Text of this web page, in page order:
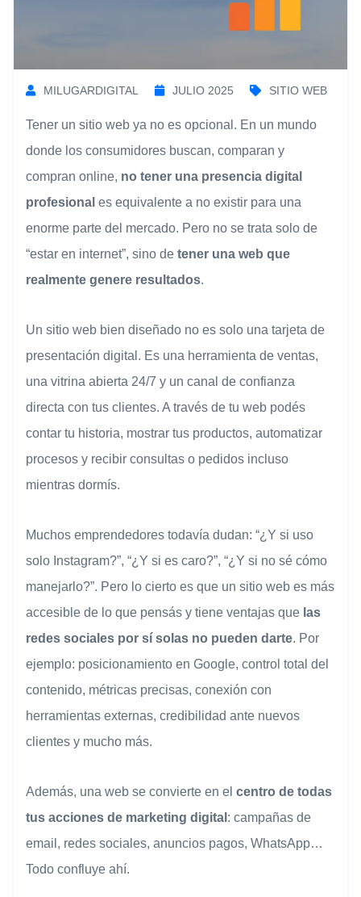
MILUGARDIGITAL JULIO 2025 SITIO WEB
Tener un sitio web ya no es opcional. En un mundo
donde los consumidores buscan, comparan y
compran online, no tener una presencia digital
profesional es equivalente a no existir para una
enorme parte del mercado. Pero no se trata solo de
“estar en internet”, sino de tener una web que
realmente genere resultados.
Un sitio web bien diseñado no es solo una tarjeta de
presentación digital. Es una herramienta de ventas,
una vitrina abierta 24/7 y un canal de confianza
directa con tus clientes. A través de tu web podés
contar tu historia, mostrar tus productos, automatizar
procesos y recibir consultas o pedidos incluso
mientras dormís.
Muchos emprendedores todavía dudan: “¿Y si uso
solo Instagram?”, “¿Y si es caro?”, “¿Y si no sé cómo
manejarlo?”. Pero lo cierto es que un sitio web es más
accesible de lo que pensás y tiene ventajas que las
redes sociales por sí solas no pueden darte. Por
ejemplo: posicionamiento en Google, control total del
contenido, métricas precisas, conexión con
herramientas externas, credibilidad ante nuevos
clientes y mucho más.
Además, una web se convierte en el centro de todas
tus acciones de marketing digital : campañas de
email, redes sociales, anuncios pagos, WhatsApp…
Todo confluye ahí.